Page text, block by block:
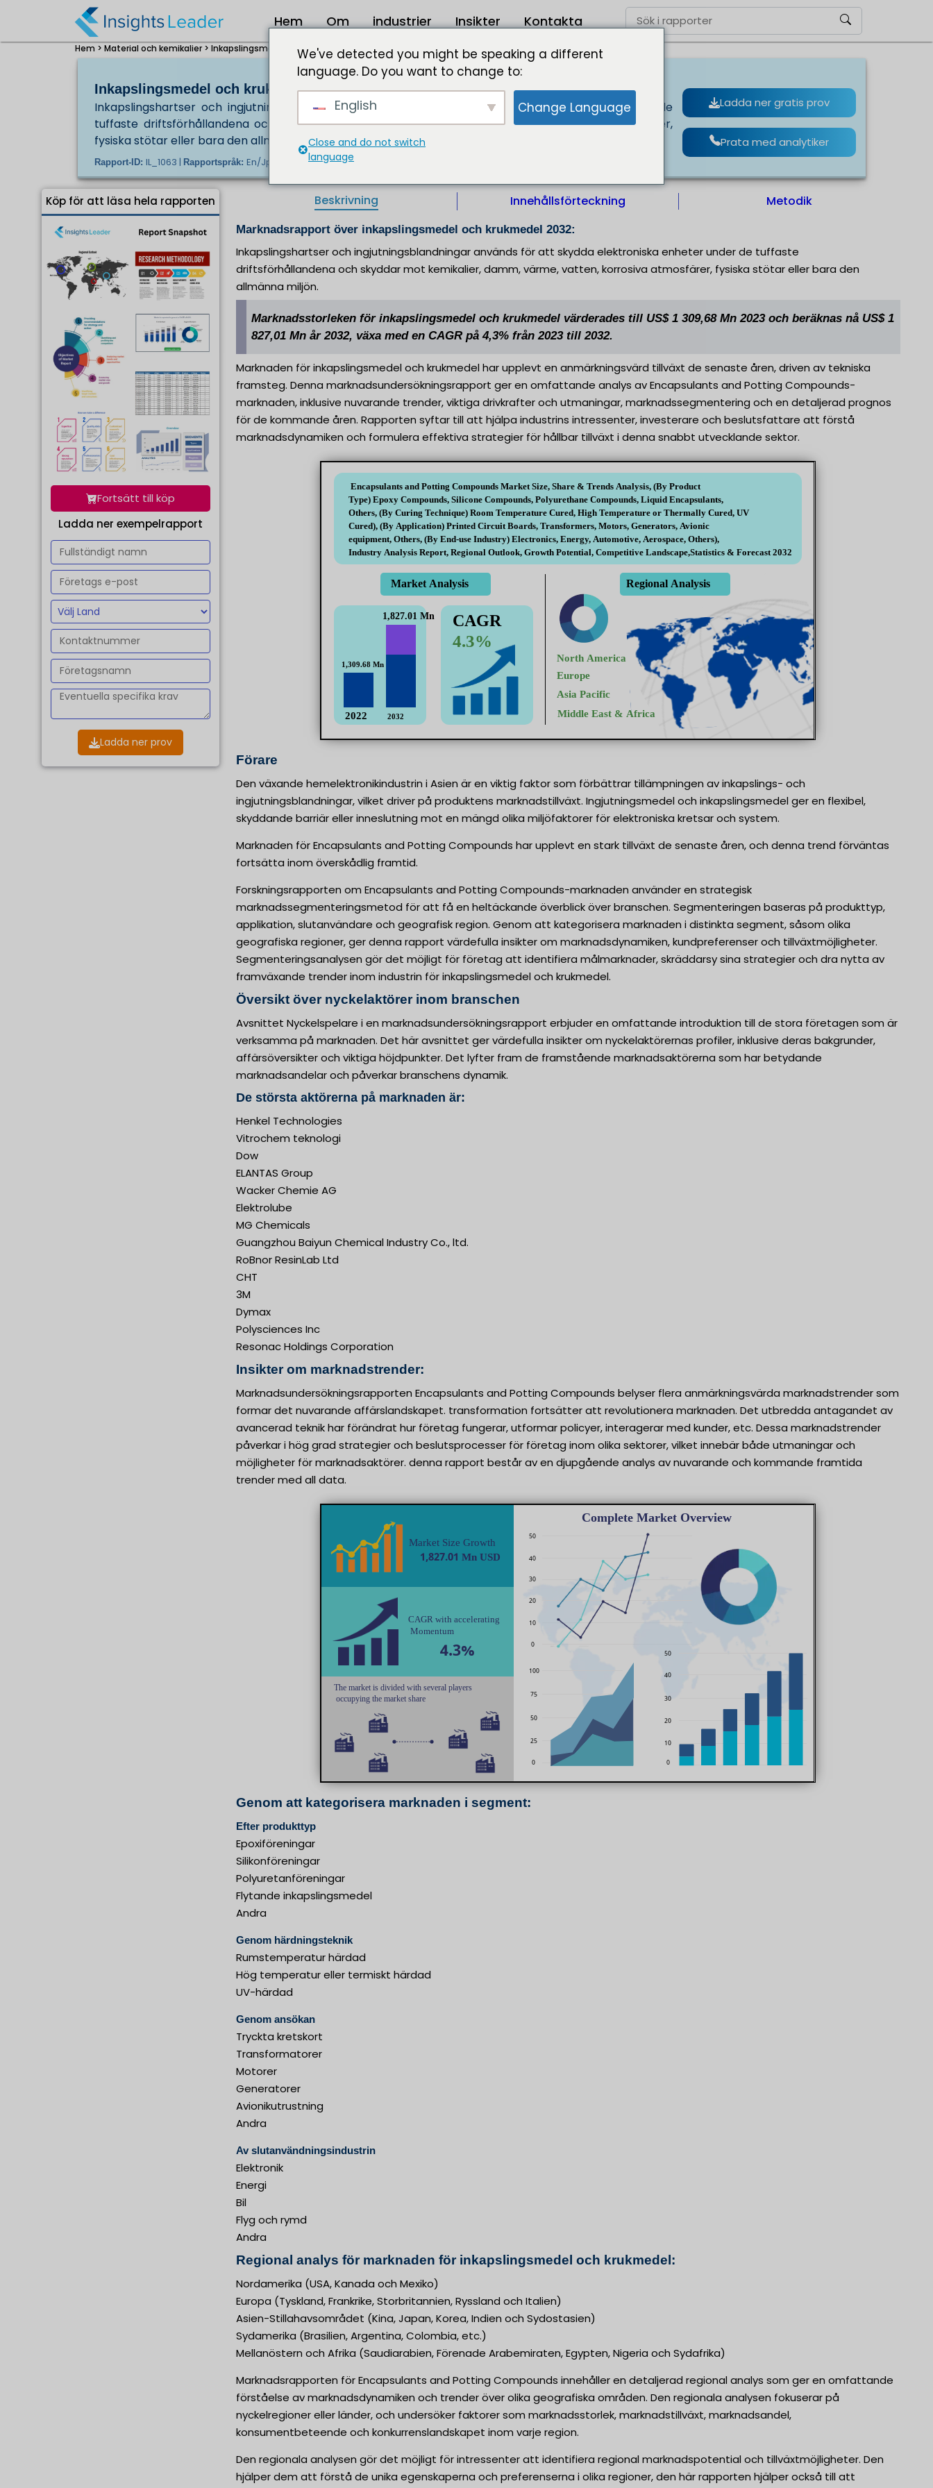
Hem Om industrier Insikter Kontakta
Hem > Material och kemikalier > Inkapslingsmedel och krukmedel Marknadsstorlek 2023 till 2032
Inkapslingsmedel och krukmedel Marknadsstorlek 1 827,01 Mn USD 2032
Inkapslingshartser och ingjutningsblandningar används för att skydda elektroniska enheter under de
tuffaste driftsförhållandena och skyddar mot kemikalier, damm, värme, vatten, korrosiva atmosfärer,
fysiska stötar eller bara den allmänna miljön.
Rapport-ID: IL_1063 | Rapportspråk: En/Jp/Fr/De | Utgivare:IL |
Ladda ner gratis prov
Prata med analytiker
Köp för att läsa hela rapporten
Fortsätt till köp
Ladda ner exempelrapport
Ladda ner prov
Beskrivning Innehållsförteckning Metodik
Marknadsrapport över inkapslingsmedel och krukmedel 2032:
Inkapslingshartser och ingjutningsblandningar används för att skydda elektroniska enheter under de tuffaste
driftsförhållandena och skyddar mot kemikalier, damm, värme, vatten, korrosiva atmosfärer, fysiska stötar eller bara den
allmänna miljön.
Marknadsstorleken för inkapslingsmedel och krukmedel värderades till US$ 1 309,68 Mn 2023 och beräknas nå US$ 1
827,01 Mn år 2032, växa med en CAGR på 4,3% från 2023 till 2032.
Marknaden för inkapslingsmedel och krukmedel har upplevt en anmärkningsvärd tillväxt de senaste åren, driven av tekniska
framsteg. Denna marknadsundersökningsrapport ger en omfattande analys av Encapsulants and Potting Compounds-
marknaden, inklusive nuvarande trender, viktiga drivkrafter och utmaningar, marknadssegmentering och en detaljerad prognos
för de kommande åren. Rapporten syftar till att hjälpa industrins intressenter, investerare och beslutsfattare att förstå
marknadsdynamiken och formulera effektiva strategier för hållbar tillväxt i denna snabbt utvecklande sektor.
Förare
Den växande hemelektronikindustrin i Asien är en viktig faktor som förbättrar tillämpningen av inkapslings- och
ingjutningsblandningar, vilket driver på produktens marknadstillväxt. Ingjutningsmedel och inkapslingsmedel ger en flexibel,
skyddande barriär eller inneslutning mot en mängd olika miljöfaktorer för elektroniska kretsar och system.
Marknaden för Encapsulants and Potting Compounds har upplevt en stark tillväxt de senaste åren, och denna trend förväntas
fortsätta inom överskådlig framtid.
Forskningsrapporten om Encapsulants and Potting Compounds-marknaden använder en strategisk
marknadssegmenteringsmetod för att få en heltäckande överblick över branschen. Segmenteringen baseras på produkttyp,
applikation, slutanvändare och geografisk region. Genom att kategorisera marknaden i distinkta segment, såsom olika
geografiska regioner, ger denna rapport värdefulla insikter om marknadsdynamiken, kundpreferenser och tillväxtmöjligheter.
Segmenteringsanalysen gör det möjligt för företag att identifiera målmarknader, skräddarsy sina strategier och dra nytta av
framväxande trender inom industrin för inkapslingsmedel och krukmedel.
Översikt över nyckelaktörer inom branschen
Avsnittet Nyckelspelare i en marknadsundersökningsrapport erbjuder en omfattande introduktion till de stora företagen som är
verksamma på marknaden. Det här avsnittet ger värdefulla insikter om nyckelaktörernas profiler, inklusive deras bakgrunder,
affärsöversikter och viktiga höjdpunkter. Det lyfter fram de framstående marknadsaktörerna som har betydande
marknadsandelar och påverkar branschens dynamik.
De största aktörerna på marknaden är:
Henkel Technologies
Vitrochem teknologi
Dow
ELANTAS Group
Wacker Chemie AG
Elektrolube
MG Chemicals
Guangzhou Baiyun Chemical Industry Co., ltd.
RoBnor ResinLab Ltd
CHT
3M
Dymax
Polysciences Inc
Resonac Holdings Corporation
Insikter om marknadstrender:
Marknadsundersökningsrapporten Encapsulants and Potting Compounds belyser flera anmärkningsvärda marknadstrender som
formar det nuvarande affärslandskapet. transformation fortsätter att revolutionera marknaden. Det utbredda antagandet av
avancerad teknik har förändrat hur företag fungerar, utformar policyer, interagerar med kunder, etc. Dessa marknadstrender
påverkar i hög grad strategier och beslutsprocesser för företag inom olika sektorer, vilket innebär både utmaningar och
möjligheter för marknadsaktörer. denna rapport består av en djupgående analys av nuvarande och kommande framtida
trender med all data.
Genom att kategorisera marknaden i segment:
Efter produkttyp
Epoxiföreningar
Silikonföreningar
Polyuretanföreningar
Flytande inkapslingsmedel
Andra
Genom härdningsteknik
Rumstemperatur härdad
Hög temperatur eller termiskt härdad
UV-härdad
Genom ansökan
Tryckta kretskort
Transformatorer
Motorer
Generatorer
Avionikutrustning
Andra
Av slutanvändningsindustrin
Elektronik
Energi
Bil
Flyg och rymd
Andra
Regional analys för marknaden för inkapslingsmedel och krukmedel:
Nordamerika (USA, Kanada och Mexiko)
Europa (Tyskland, Frankrike, Storbritannien, Ryssland och Italien)
Asien-Stillahavsområdet (Kina, Japan, Korea, Indien och Sydostasien)
Sydamerika (Brasilien, Argentina, Colombia, etc.)
Mellanöstern och Afrika (Saudiarabien, Förenade Arabemiraten, Egypten, Nigeria och Sydafrika)
Marknadsrapporten för Encapsulants and Potting Compounds innehåller en detaljerad regional analys som ger en omfattande
förståelse av marknadsdynamiken och trender över olika geografiska områden. Den regionala analysen fokuserar på
nyckelregioner eller länder, och undersöker faktorer som marknadsstorlek, marknadstillväxt, marknadsandel,
konsumentbeteende och konkurrenslandskapet inom varje region.
Den regionala analysen gör det möjligt för intressenter att identifiera regional marknadspotential och tillväxtmöjligheter. Den
hjälper dem att förstå de unika egenskaperna och preferenserna i olika regioner, den här rapporten hjälper också till att
We've detected you might be speaking a different
language. Do you want to change to:
English Change Language
Close and do not switch
language